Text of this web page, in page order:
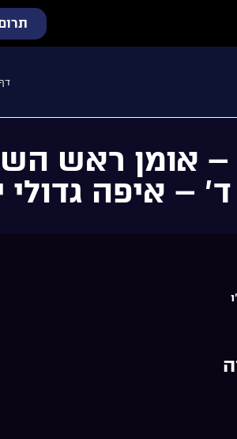
– אומן ראש
– איפה גדולי